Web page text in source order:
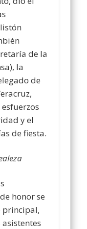
de la
la
de
y el
de fiesta.
honor se
principal,